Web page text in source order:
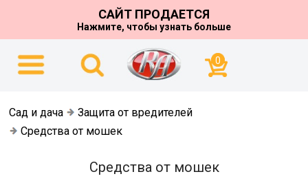
САЙТ ПРОДАЕТСЯ
Нажмите, чтобы узнать больше
0
Сад и дача
Защита от вредителей
Средства от мошек
Средства от мошек